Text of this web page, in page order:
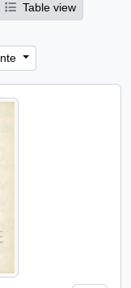
Table view